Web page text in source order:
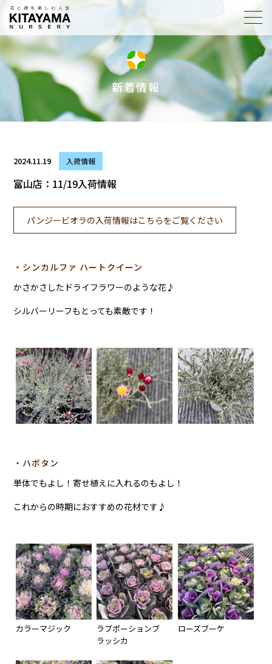
新着情報
2024.11.19 入荷情報
富山店：11/19入荷情報
パンジービオラの入荷情報はこちらをご覧ください
・シンカルファ ハートクイーン
かさかさしたドライフラワーのような花♪
シルバーリーフもとっても素敵です！
・ハボタン
単体でもよし！寄せ植えに入れるのもよし！
これからの時期におすすめの花材です♪
カラーマジック
ラブポーションブ
ラッシカ
ローズブーケ